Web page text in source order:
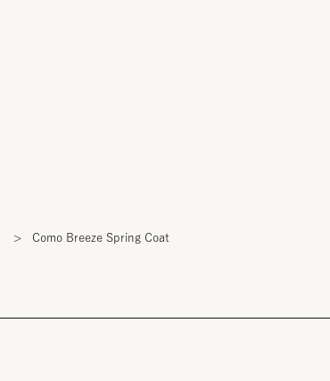
> Como Breeze Spring Coat